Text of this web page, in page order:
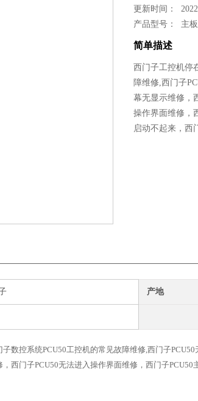
更新时间：
产品型号： 主
简单描述
西门子工控机停
障维修,西门子
幕无显示维修，
操作界面维修，
启动不起来，西
产地
子数控系统PCU50工控机的常见故障维修,西门子
西门子PCU50无法进入操作界面维修，西门子